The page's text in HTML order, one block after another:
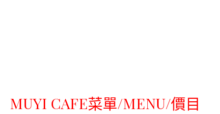
MUYI CAFE菜單/MENU/價目